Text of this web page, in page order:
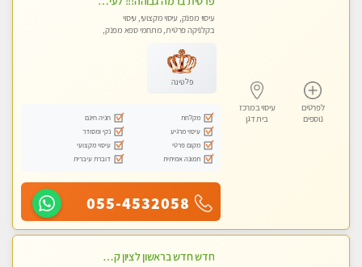
לפרטים
נוספים
עיסוי במרכז
בית דגן
עיסוי מפנק, עיסוי מקצועי, עיסוי
בקלניקה פרטית, מתחמי ספא מפנק,
פלטינה
מקלחת
חניה חינם
עיסוי מרגיע
נקי ומסודר
מקום פרטי
עיסוי מקצועי
תמונה אמיתית
דוברת עיברית
055-4532058
חדש חדש בראשון לציון קליניקה פרטית לבריאות הגוף לעיסוי מקצועי ומפנק -שעות עבודה -10:00-23:00 ​​​​​​ Highly recommended